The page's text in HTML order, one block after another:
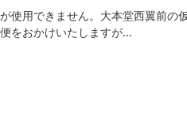
使用できません。大本堂西翼前の
をおかけいたしますが...